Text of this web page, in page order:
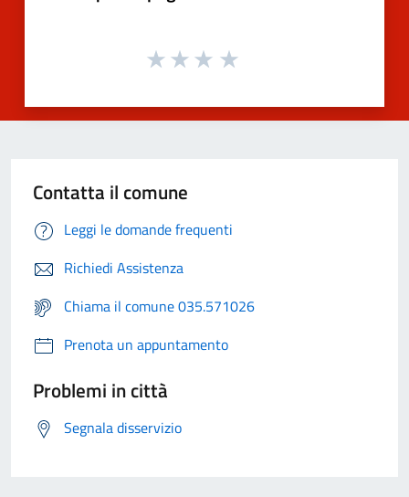
Contatta il comune
Leggi le domande frequenti
Richiedi Assistenza
Chiama il comune 035.571026
Prenota un appuntamento
Problemi in città
Segnala disservizio